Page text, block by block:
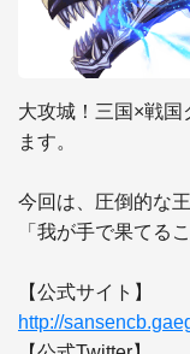
大攻城！三国×戦国
ます。
今回は、圧倒的な
「我が手で果てる
http://